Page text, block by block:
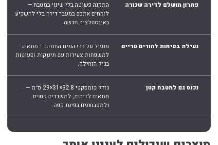
פתרון מושלם לדירה שכורה
התקנה פשוטה בלי שינוי במטבח —
לוקחים אתכם במעבר דירה בלי להשקיע
באינסטלציה חדשה.
נעילת בטיחות להורים טריים
מנעול על ברז המים החמים — מתאים
למשפחות צעירות עם תינוקות ופעוטות
בגיל הזחילה.
נכנס גם למטבח קטן
גודל קומפקטי 32.8×31×29 ס״מ —
מתאים לדירות, למשרדים קטנים
ולמטבחונים בפינת קפה.